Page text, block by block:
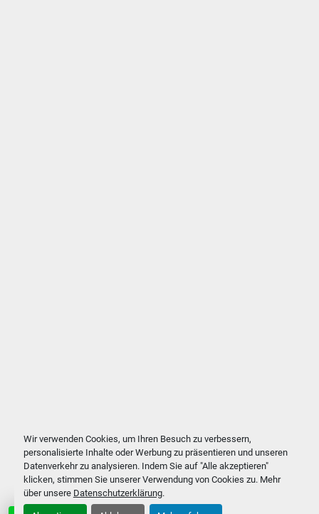
Wir verwenden Cookies, um Ihren Besuch zu verbessern,
personalisierte Inhalte oder Werbung zu präsentieren und unseren
Datenverkehr zu analysieren. Indem Sie auf "Alle akzeptieren"
klicken, stimmen Sie unserer Verwendung von Cookies zu. Mehr
über unsere Datenschutzerklärung.